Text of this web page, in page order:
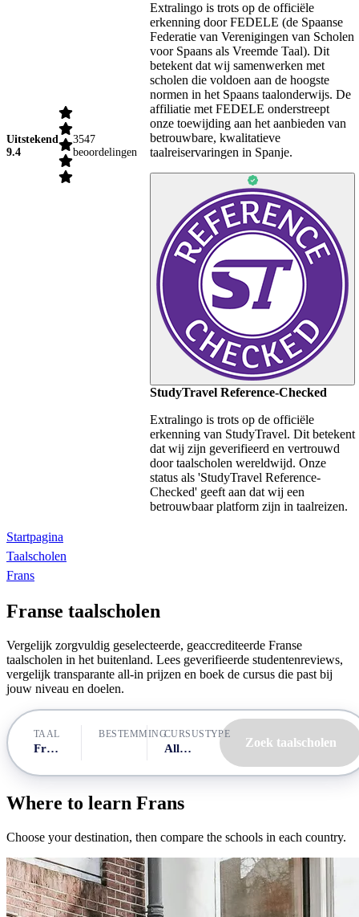
Uitstekend
9.4
3547
beoordelingen
Extralingo is trots op de officiële
erkenning door FEDELE (de Spaanse
Federatie van Verenigingen van Scholen
voor Spaans als Vreemde Taal). Dit
betekent dat wij samenwerken met
scholen die voldoen aan de hoogste
normen in het Spaans taalonderwijs. De
affiliatie met FEDELE onderstreept
onze toewijding aan het aanbieden van
betrouwbare, kwalitatieve
taalreiservaringen in Spanje.
StudyTravel Reference-Checked
Extralingo is trots op de officiële
erkenning van StudyTravel. Dit betekent
dat wij zijn geverifieerd en vertrouwd
door taalscholen wereldwijd. Onze
status als 'StudyTravel Reference-
Checked' geeft aan dat wij een
betrouwbaar platform zijn in taalreizen.
Startpagina
Taalscholen
Frans
Franse taalscholen
Vergelijk zorgvuldig geselecteerde, geaccrediteerde Franse
taalscholen in het buitenland. Lees geverifieerde studentenreviews,
vergelijk transparante all-in prijzen en boek de cursus die past bij
jouw niveau en doelen.
TAAL
Frans
BESTEMMINGCURSUSTYPE
Alle cursussen Zoek taalscholen
Where to learn Frans
Choose your destination, then compare the schools in each country.